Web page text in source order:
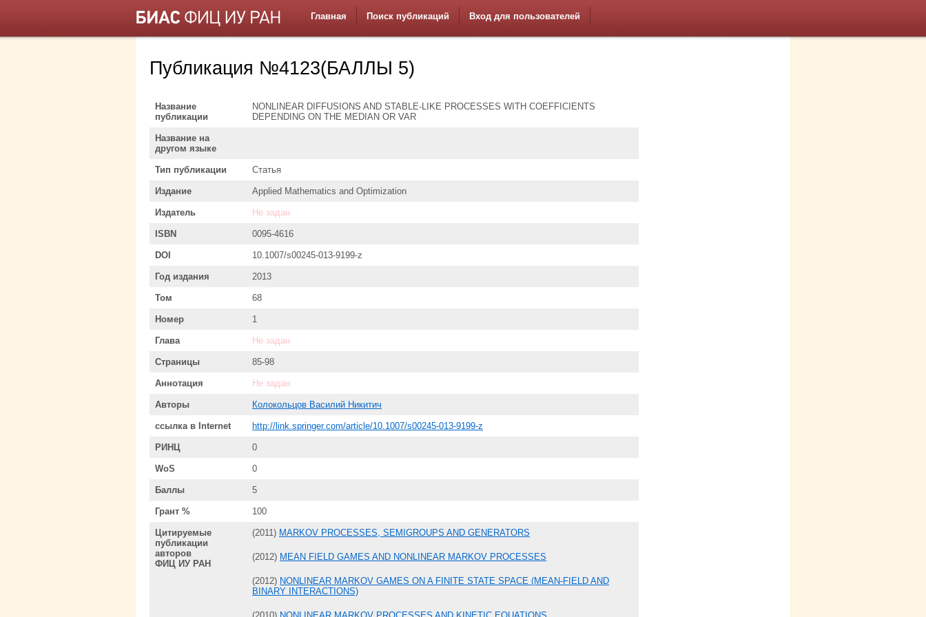
Главная Поиск публикаций Вход для пользователей
Публикация №4123(БАЛЛЫ 5)
Название
публикации
NONLINEAR DIFFUSIONS AND STABLE-LIKE PROCESSES WITH COEFFICIENTS
DEPENDING ON THE MEDIAN OR VAR
Название на
другом языке
Тип публикации Статья
Издание Applied Mathematics and Optimization
Издатель Не задан
ISBN 0095-4616
DOI 10.1007/s00245-013-9199-z
Год издания 2013
Том 68
Номер 1
Глава Не задан
Страницы 85-98
Аннотация Не задан
Авторы Колокольцов Василий Никитич
ссылка в Internet http://link.springer.com/article/10.1007/s00245-013-9199-z
РИНЦ 0
WoS 0
Баллы 5
Грант % 100
Цитируемые
публикации
авторов
ФИЦ ИУ РАН
(2011) MARKOV PROCESSES, SEMIGROUPS AND GENERATORS
(2012) MEAN FIELD GAMES AND NONLINEAR MARKOV PROCESSES
(2012) NONLINEAR MARKOV GAMES ON A FINITE STATE SPACE (MEAN-FIELD AND
BINARY INTERACTIONS)